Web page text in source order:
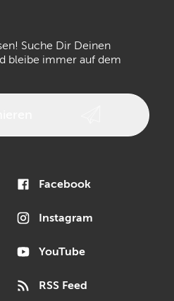
Epiphone
Presonus
Suche Dir Deinen
bleibe immer auf dem
Facebook
Instagram
YouTube
RSS Feed